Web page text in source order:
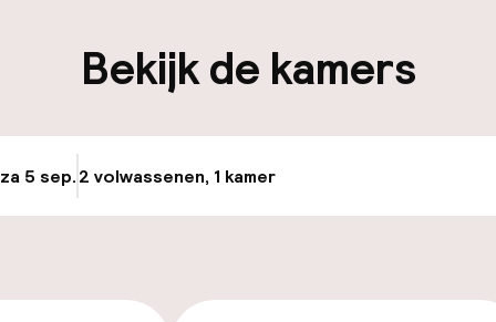
Bekijk de kamers
5 sep.2 volwassenen, 1 kamer